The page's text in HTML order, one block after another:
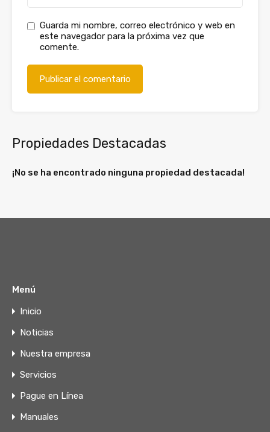
Guarda mi nombre, correo electrónico y web en
este navegador para la próxima vez que
comente.
Propiedades Destacadas
¡No se ha encontrado ninguna propiedad destacada!
Menú
Inicio
Noticias
Nuestra empresa
Servicios
Pague en Línea
Manuales